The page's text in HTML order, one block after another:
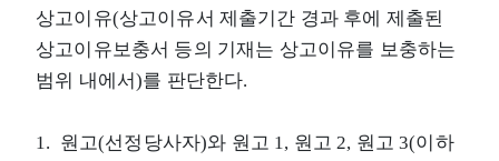
상고이유(상고이유서 제출기간 경과 후에 제출된
상고이유보충서 등의 기재는 상고이유를 보충하는
범위 내에서)를 판단한다.
1. 원고(선정당사자)와 원고 1, 원고 2, 원고 3(이하